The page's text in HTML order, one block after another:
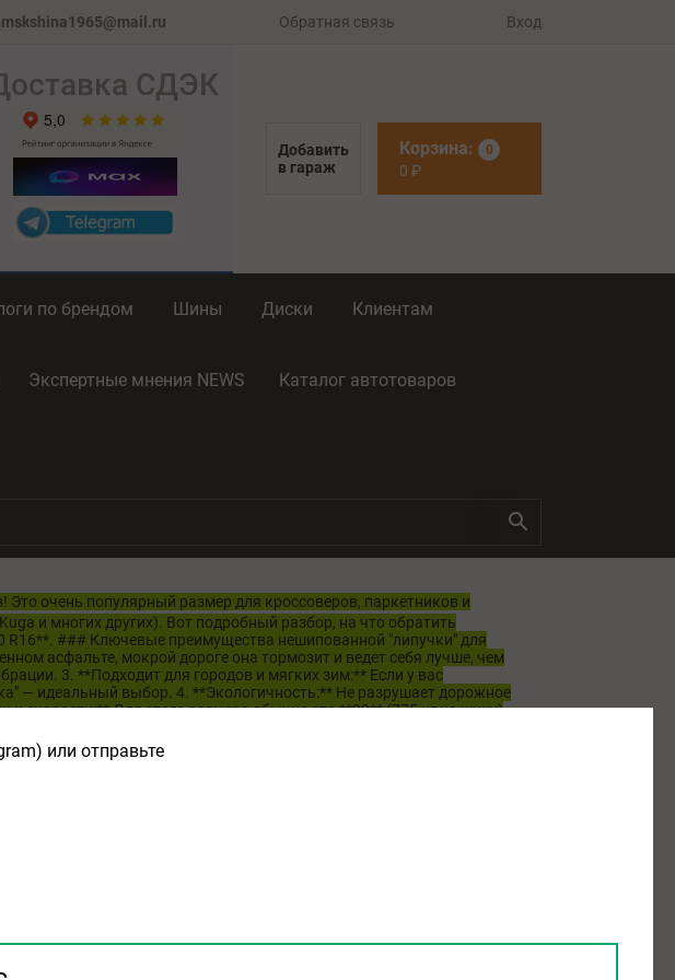
Обратная связь Вход
Добавить
в гараж
Корзина: 0
0 ₽
по брендом Шины Диски Клиентам
Экспертные мнения NEWS Каталог автотоваров
очень популярный размер для кроссоверов, паркетников и
и многих других). Вот подробный разбор, на что обратить
### Ключевые преимущества нешипованной "липучки" для
асфальте, мокрой дороге она тормозит и ведет себя лучше, чем
3. **Подходит для городов и мягких зим:** Если у вас
— идеальный выбор. 4. **Экологичность:** Не разрушает дорожное
скорости:** Для этого размера обычно это **99** (775 кг на шину)
серьезные зимние тесты и является настоящей зимней, а не
### Рекомендуемые модели (Топ сегмент и средний ценовой) В этом
**Michelin X-Ice North 4 / X-Ice Snow** — эталон сцепления на льду и
Ice 2** — отличные результаты в тестах, особенно на льду. *
достойная шина по привлекательной цене. * **ToyoTires Observe
— часто это прошлые поколения Hakkapeliitta по более
из лучших в своем ценовом сегменте, производится на заводе
Где купить и важные советы: 1. **Покупайте комплектом из 4-х
в овале на боковине (например, **`3224`** — 32-я неделя 2024
услугу делают со скидкой. 5. **Для этого размера важен
или отправьте